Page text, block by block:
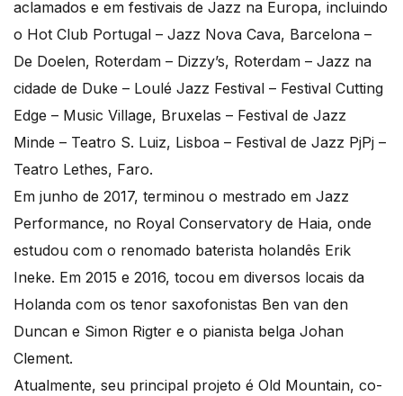
aclamados e em festivais de Jazz na Europa, incluindo
o Hot Club Portugal – Jazz Nova Cava, Barcelona –
De Doelen, Roterdam – Dizzy’s, Roterdam – Jazz na
cidade de Duke – Loulé Jazz Festival – Festival Cutting
Edge – Music Village, Bruxelas – Festival de Jazz
Minde – Teatro S. Luiz, Lisboa – Festival de Jazz PjPj –
Teatro Lethes, Faro.
Em junho de 2017, terminou o mestrado em Jazz
Performance, no Royal Conservatory de Haia, onde
estudou com o renomado baterista holandês Erik
Ineke. Em 2015 e 2016, tocou em diversos locais da
Holanda com os tenor saxofonistas Ben van den
Duncan e Simon Rigter e o pianista belga Johan
Clement.
Atualmente, seu principal projeto é Old Mountain, co-